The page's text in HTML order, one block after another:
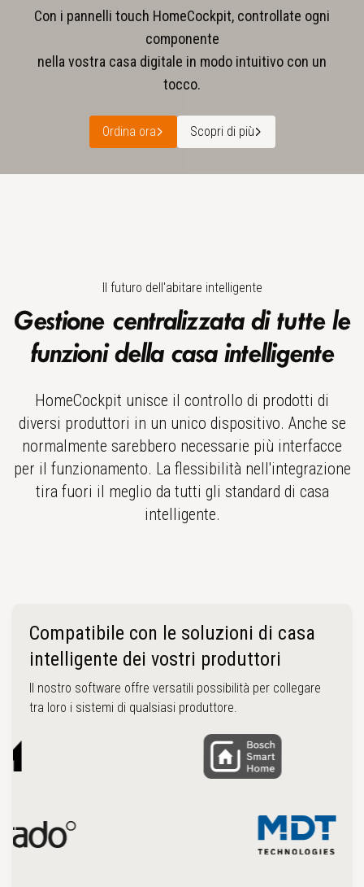
Con i pannelli touch HomeCockpit, controllate ogni
componente
nella vostra casa digitale in modo intuitivo con un
tocco.
Ordina ora Scopri di più
Il futuro dell'abitare intelligente
Gestione centralizzata di tutte le
funzioni della casa intelligente
HomeCockpit unisce il controllo di prodotti di
diversi produttori in un unico dispositivo. Anche se
normalmente sarebbero necessarie più interfacce
per il funzionamento. La flessibilità nell'integrazione
tira fuori il meglio da tutti gli standard di casa
intelligente.
Compatibile con le soluzioni di casa
intelligente dei vostri produttori
Il nostro software offre versatili possibilità per collegare
tra loro i sistemi di qualsiasi produttore.